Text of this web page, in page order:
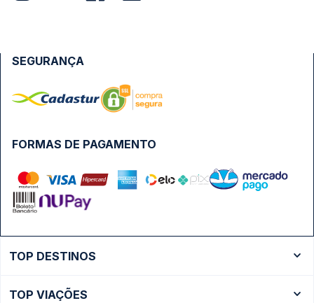
FORMAS DE PAGAMENTO
SEGURANÇA
TOP DESTINOS
TOP VIAÇÕES